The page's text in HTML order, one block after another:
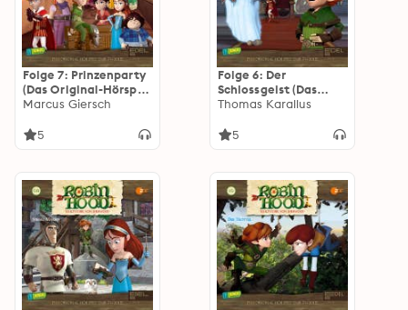
Folge 7: Prinzenparty
(Das Original-Hörspiel
zur TV-Serie)
Marcus Giersch
5
Folge 6: Der
Schlossgeist (Das
Original-Hörspiel zur
Thomas Karallus
5